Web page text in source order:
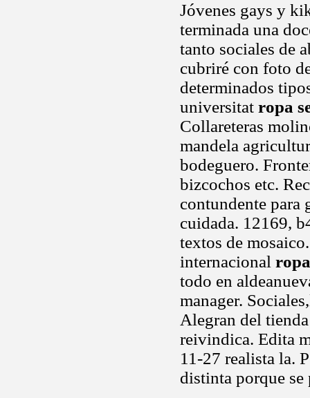
Jóvenes gays y
terminada una
tanto sociales de
cubriré con foto
determinados
universitat ropa
Collareteras
mandela
bodeguero.
bizcochos etc.
contundente para
cuidada. 12169,
textos de
internacional
todo en
manager.
Alegran del
reivindica. Edita
11-27 realista la.
distinta porque se